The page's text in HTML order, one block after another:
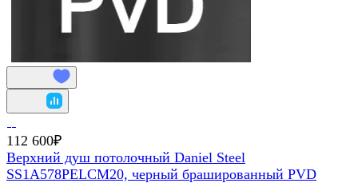
112 600₽
Верхний душ потолочный Daniel Steel
SS1A578PELCM20, черный брашированный PVD